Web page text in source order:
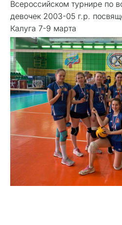
Всероссийском турнире по
девочек 2003-05 г.р.
Калуга 7-9 марта